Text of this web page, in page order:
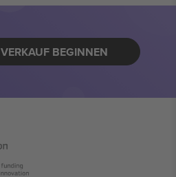
VERKAUF BEGINNEN